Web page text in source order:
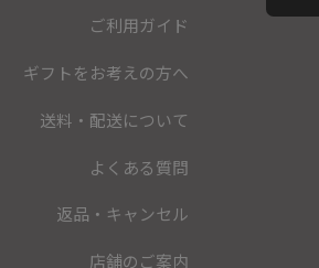
ご利用ガイド
ギフトをお考えの方へ
送料・配送について
よくある質問
返品・キャンセル
店舗のご案内